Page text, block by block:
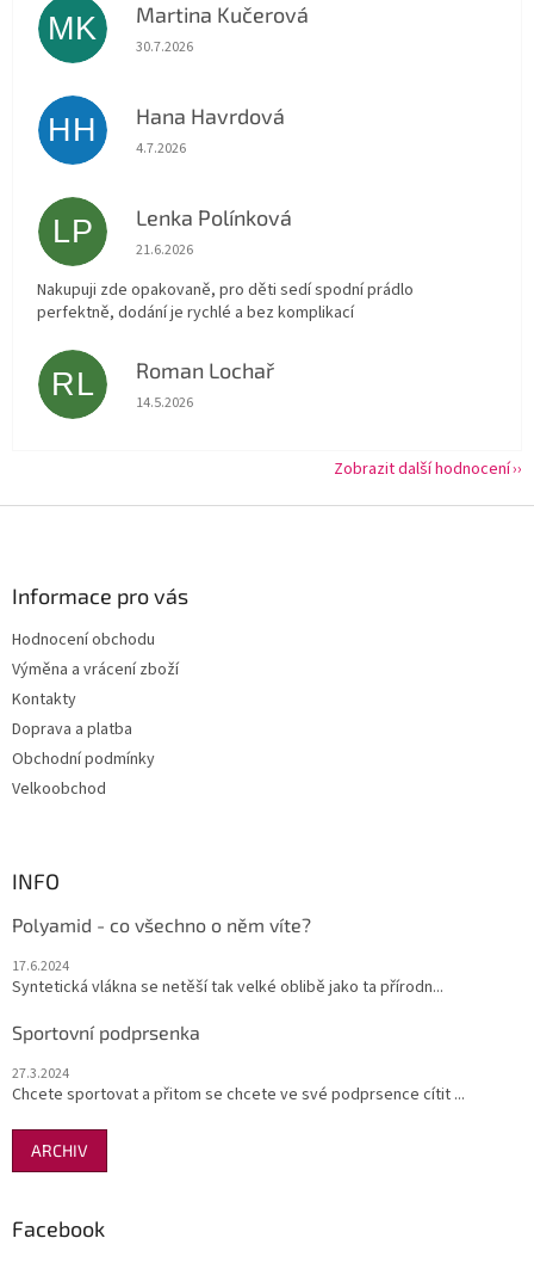
MK Martina Kučerová
Hodnocení obchodu je 5 z 5 hvězdiček.
30.7.2026
HH Hana Havrdová
Hodnocení obchodu je 5 z 5 hvězdiček.
4.7.2026
LP Lenka Polínková
Hodnocení obchodu je 5 z 5 hvězdiček.
21.6.2026
Nakupuji zde opakovaně, pro děti sedí spodní prádlo
perfektně, dodání je rychlé a bez komplikací
RL Roman Lochař
Hodnocení obchodu je 5 z 5 hvězdiček.
14.5.2026
Zobrazit další hodnocení
Informace pro vás
Hodnocení obchodu
Výměna a vrácení zboží
Kontakty
Doprava a platba
Obchodní podmínky
Velkoobchod
INFO
Polyamid - co všechno o něm víte?
17.6.2024
Syntetická vlákna se netěší tak velké oblibě jako ta přírodn...
Sportovní podprsenka
27.3.2024
Chcete sportovat a přitom se chcete ve své podprsence cítit ...
ARCHIV
Facebook